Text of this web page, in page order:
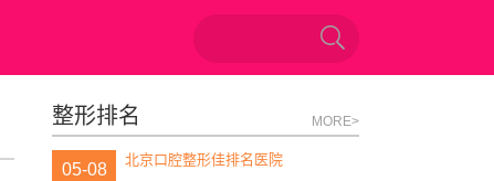
整形排名 MORE>
05-08
北京口腔整形佳排名医院